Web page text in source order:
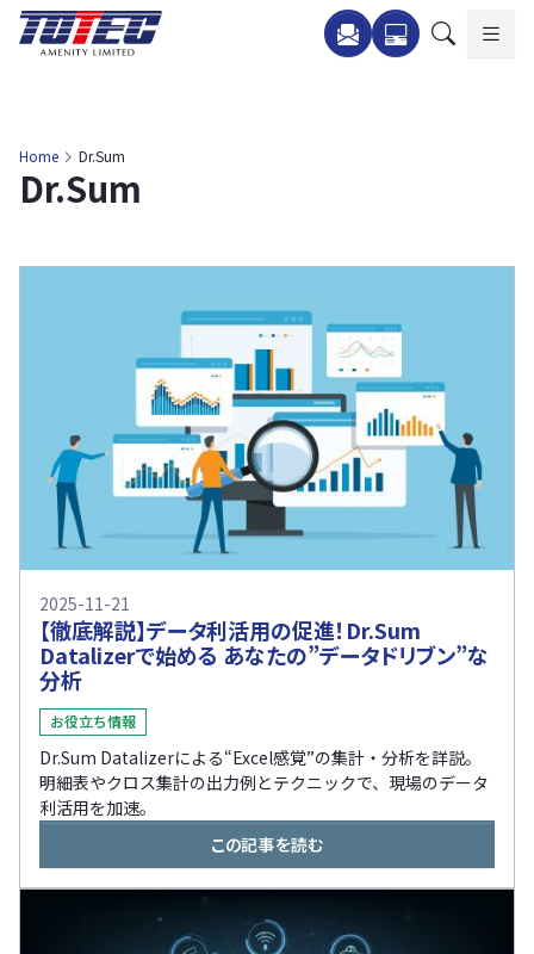
Home Dr.Sum
Dr.Sum
2025-11-21
【徹底解説】データ利活用の促進！Dr.Sum
Datalizerで始める あなたの”データドリブン”な
分析
お役立ち情報
Dr.Sum Datalizerによる“Excel感覚”の集計・分析を詳説。
明細表やクロス集計の出力例とテクニックで、現場のデータ
利活用を加速。
この記事を読む